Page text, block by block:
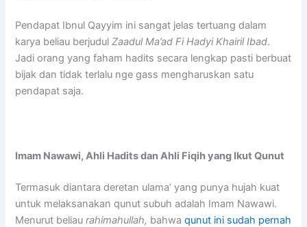
Pendapat Ibnul Qayyim ini sangat jelas tertuang dalam
karya beliau berjudulZaadul Ma’ad Fi Hadyi Khairil Ibad.
Jadi orang yang faham hadits secara lengkap pasti berbuat
bijak dan tidak terlalu nge gass mengharuskan satu
pendapat saja.
Imam Nawawi, Ahli Hadits dan Ahli Fiqih yang Ikut Qunut
Termasuk diantara deretan ulama’ yang punya hujah kuat
untuk melaksanakan qunut subuh adalah Imam Nawawi.
Menurut beliaurahimahullah, bahwaqunut ini sudah pernah